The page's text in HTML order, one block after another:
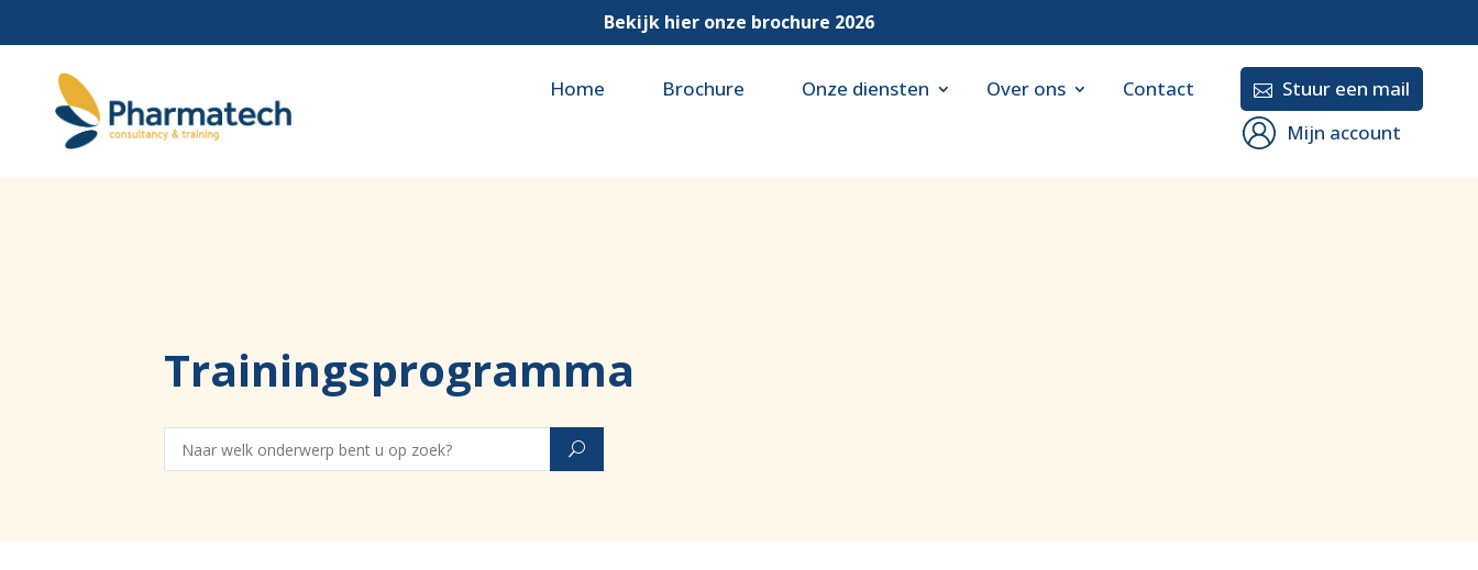
Bekijk hier onze brochure 2026
Home Brochure Onze diensten Over ons Contact  Stuur een mail
Mijn account
Trainingsprogramma